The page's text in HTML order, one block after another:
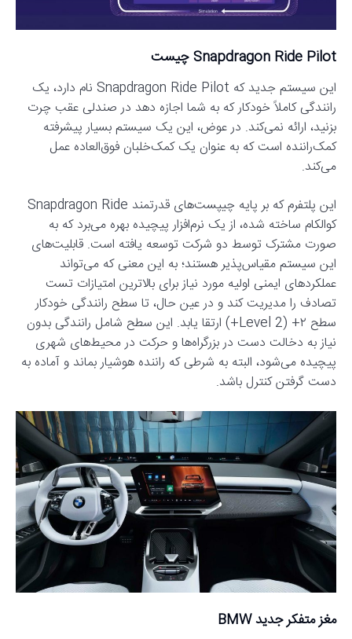
Snapdragon Ride Pilot چیست
این سیستم جدید که Snapdragon Ride Pilot نام دارد، یک
رانندگی کاملاً خودکار که به شما اجازه دهد در صندلی عقب چرت
بزنید، ارائه نمی‌کند. در عوض، این یک سیستم بسیار پیشرفته
کمک‌راننده است که به عنوان یک کمک‌خلبان فوق‌العاده عمل
می‌کند.
این پلتفرم که بر پایه چیپست‌های قدرتمند Snapdragon Ride
کوالکام ساخته شده، از یک نرم‌افزار پیچیده بهره می‌برد که به
صورت مشترک توسط دو شرکت توسعه یافته است. قابلیت‌های
این سیستم مقیاس‌پذیر هستند؛ به این معنی که می‌تواند
عملکردهای ایمنی اولیه مورد نیاز برای بالاترین امتیازات تست
تصادف را مدیریت کند و در عین حال، تا سطح رانندگی خودکار
سطح ۲+ (Level 2+) ارتقا یابد. این سطح شامل رانندگی بدون
نیاز به دخالت دست در بزرگراه‌ها و حرکت در محیط‌های شهری
پیچیده می‌شود، البته به شرطی که راننده هوشیار بماند و آماده به
دست گرفتن کنترل باشد.
مغز متفکر جدید BMW